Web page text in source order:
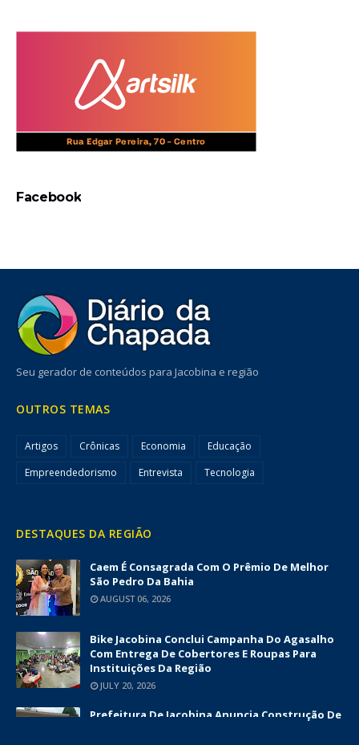
Facebook
Seu gerador de conteúdos para Jacobina e região
OUTROS TEMAS
Artigos Crônicas Economia
Educação
Empreendedorismo
Entrevista Tecnologia
DESTAQUES DA REGIÃO
Caem É Consagrada Com O Prêmio De Melhor
São Pedro Da Bahia
AUGUST 06, 2026
Bike Jacobina Conclui Campanha Do Agasalho
Com Entrega De Cobertores E Roupas Para
Instituições Da Região
JULY 20, 2026
Prefeitura De Jacobina Anuncia Construção De